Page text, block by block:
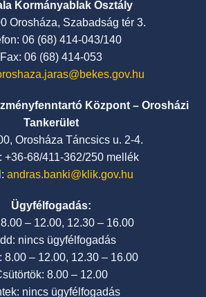
Kormányablak Osztály
Orosháza, Szabadság tér 3.
06 (68) 414-043/140
Fax: 06 (68) 414-053
Központ – Orosházi
Tankerület
Orosháza Táncsics u. 2-4.
+36-68/411-362/250 mellék
andras.banki@klik.gov.hu
Ügyfélfogadás:
– 12.00, 12.30 – 16.00
nincs ügyfélfogadás
8.00 – 12.00, 12.30 – 16.00
8.00 – 12.00
nincs ügyfélfogadás